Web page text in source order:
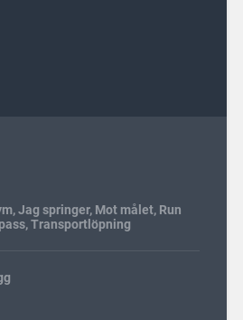
,Jag springer, Mot målet, Run
,Transportlöpning